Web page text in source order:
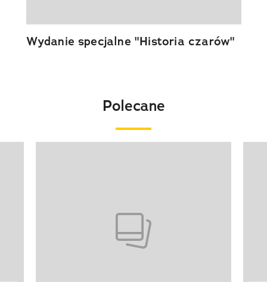
Wydanie specjalne "Historia czarów"
Polecane